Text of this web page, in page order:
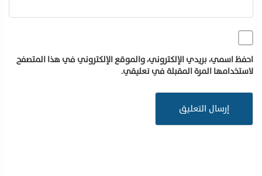
احفظ اسمي، بريدي الإلكتروني، والموقع الإلكتروني في هذا المتصفح
لاستخدامها المرة المقبلة في تعليقي.